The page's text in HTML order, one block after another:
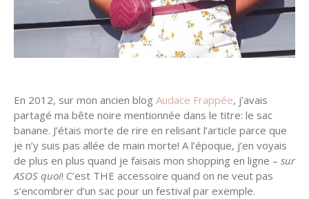
En 2012, sur mon ancien blog Audace Frappée, j’avais
partagé ma bête noire mentionnée dans le titre: le sac
banane. J’étais morte de rire en relisant l’article parce que
je n’y suis pas allée de main morte! A l’époque, j’en voyais
de plus en plus quand je faisais mon shopping en ligne – sur
ASOS quoi! C’est THE accessoire quand on ne veut pas
s’encombrer d’un sac pour un festival par exemple.